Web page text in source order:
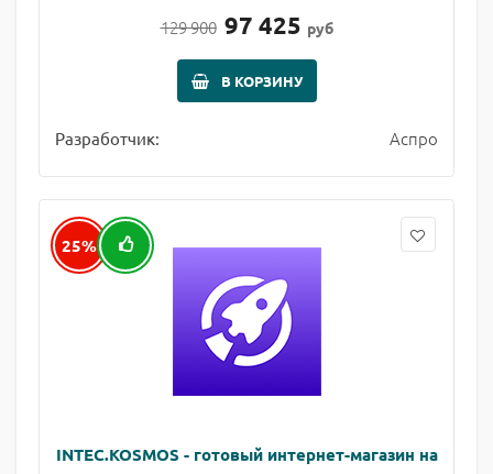
129 900 97 425 руб
В КОРЗИНУ
Разработчик: Аспро
25%
INTEC.KOSMOS - готовый интернет-магазин на